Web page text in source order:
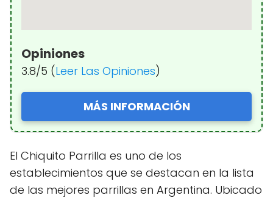
Opiniones
3.8/5 (Leer Las Opiniones)
MÁS INFORMACIÓN
El Chiquito Parrilla es uno de los
establecimientos que se destacan en la lista
de las mejores parrillas en Argentina. Ubicado